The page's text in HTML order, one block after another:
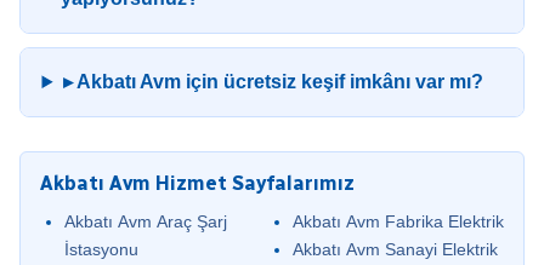
▸ Akbatı Avm için ücretsiz keşif imkânı var mı?
Akbatı Avm Hizmet Sayfalarımız
Akbatı Avm Araç Şarj
İstasyonu
Akbatı Avm Fabrika Elektrik
Akbatı Avm Sanayi Elektrik